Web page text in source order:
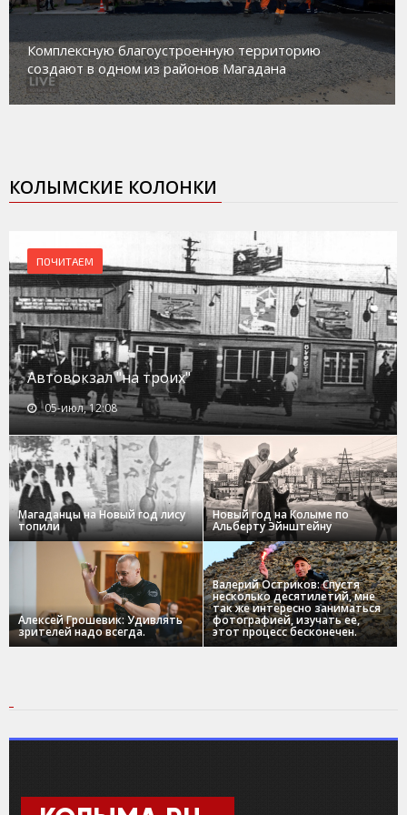
Магадан присоединился к пилотному проекту по
работе с несовершеннолетними из групп
социального риска «Переправа»
КОЛЫМСКИЕ КОЛОНКИ
ПОЧИТАЕМ
Автовокзал "на троих"
05-июл, 12:08
Магаданцы на Новый год лису
топили
Новый год на Колыме по
Альберту Эйнштейну
Алексей Грошевик: Удивлять
зрителей надо всегда.
Валерий Остриков: Спустя
несколько десятилетий, мне
так же интересно заниматься
фотографией, изучать ее,
этот процесс бесконечен.